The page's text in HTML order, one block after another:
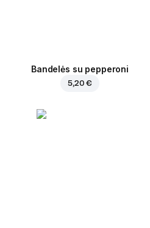
Bandelės su pepperoni
5,20 €